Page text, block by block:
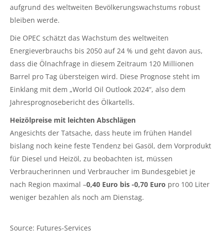
aufgrund des weltweiten Bevölkerungswachstums robust
bleiben werde.
Die OPEC schätzt das Wachstum des weltweiten
Energieverbrauchs bis 2050 auf 24 % und geht davon aus,
dass die Ölnachfrage in diesem Zeitraum 120 Millionen
Barrel pro Tag übersteigen wird. Diese Prognose steht im
Einklang mit dem „World Oil Outlook 2024“, also dem
Jahresprognosebericht des Ölkartells.
Heizölpreise mit leichten Abschlägen
Angesichts der Tatsache, dass heute im frühen Handel
bislang noch keine feste Tendenz bei Gasöl, dem Vorprodukt
für Diesel und Heizöl, zu beobachten ist, müssen
Verbraucherinnen und Verbraucher im Bundesgebiet je
nach Region maximal –0,40 Euro bis -0,70 Euro pro 100 Liter
weniger bezahlen als noch am Dienstag.
Source: Futures-Services